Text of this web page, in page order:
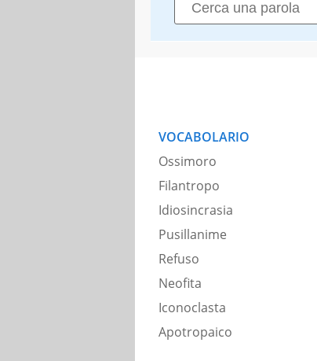
VOCABOLARIO
Ossimoro
Filantropo
Idiosincrasia
Pusillanime
Refuso
Neofita
Iconoclasta
Apotropaico